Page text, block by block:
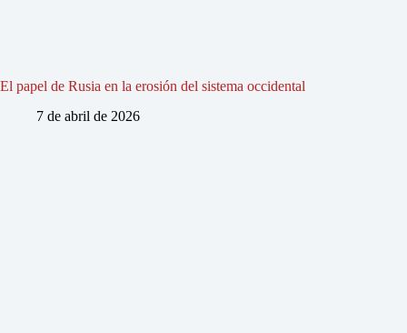
El papel de Rusia en la erosión del sistema occidental
7 de abril de 2026